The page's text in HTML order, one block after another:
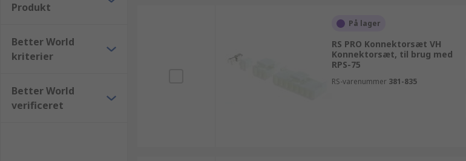
Produkt
Better World
kriterier
Better World
verificeret
På lager
RS PRO Konnektorsæt VH
Konnektorsæt, til brug med
RPS-75
RS-varenummer 381-835